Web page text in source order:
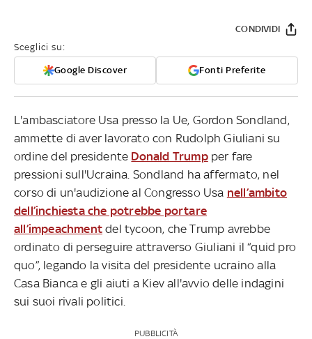
Sceglici su:
Google Discover Fonti Preferite
CONDIVIDI
L'ambasciatore Usa presso la Ue, Gordon Sondland,
ammette di aver lavorato con Rudolph Giuliani su
ordine del presidente Donald Trumpper fare
pressioni sull'Ucraina. Sondland ha affermato, nel
corso di un'audizione al Congresso Usa nell’ambito
dell’inchiesta che potrebbe portare
all’impeachment del tycoon, che Trump avrebbe
ordinato di perseguire attraverso Giuliani il “quid pro
quo”, legando la visita del presidente ucraino alla
Casa Bianca e gli aiuti a Kiev all'avvio delle indagini
sui suoi rivali politici.
PUBBLICITÀ